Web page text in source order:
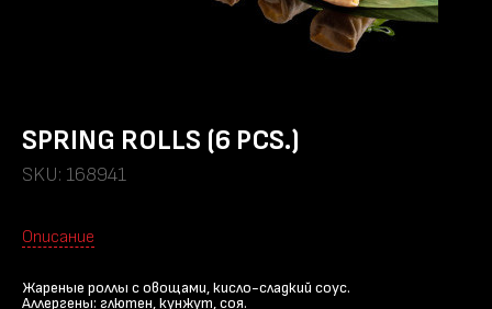
SPRING ROLLS (6 PCS.)
SKU: 168941
Описание
Жареные роллы с овощами, кисло-сладкий соус.
Аллергены: глютен, кунжут, соя.